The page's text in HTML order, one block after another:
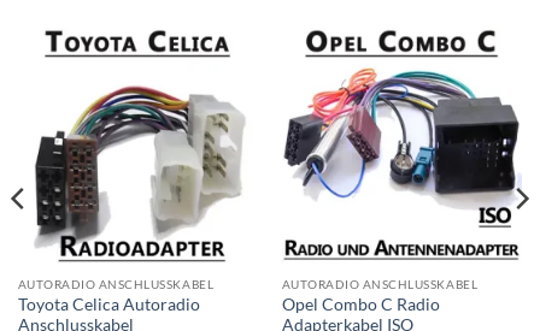
AUTORADIO ANSCHLUSSKABEL
Toyota Celica Autoradio
Anschlusskabel
AUTORADIO ANSCHLUSSKABEL
Opel Combo C Radio
Adapterkabel ISO